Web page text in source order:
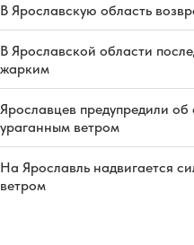
В Ярославскую область
В Ярославской области
жарким
Ярославцев предупредили
ураганным ветром
На Ярославль надвигается
ветром